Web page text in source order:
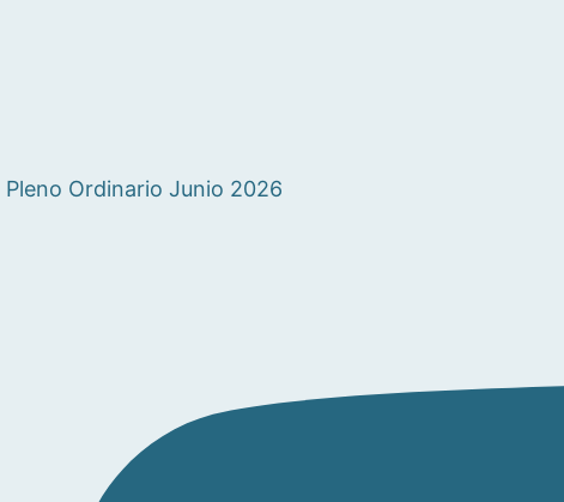
Pleno Ordinario Junio 2026